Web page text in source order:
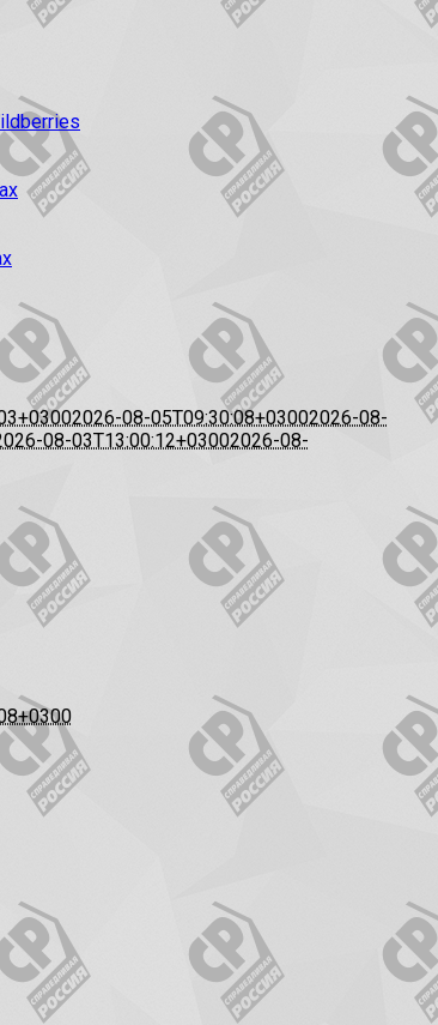
2026-08-05T09:30:08+03002026-08-
08-03T13:00:12+03002026-08-